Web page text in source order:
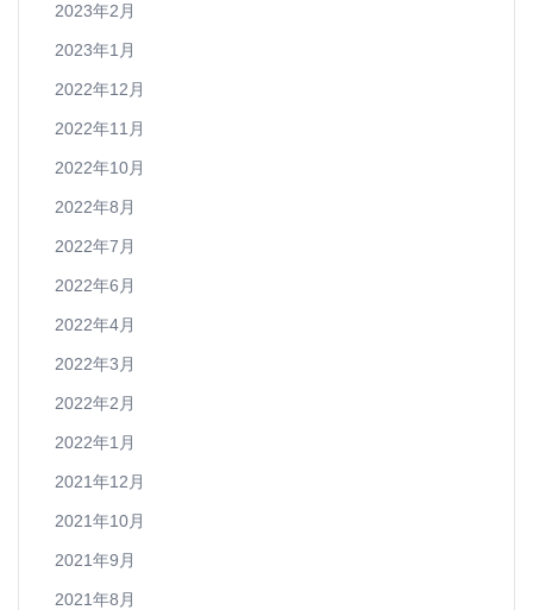
2023年2月
2023年1月
2022年12月
2022年11月
2022年10月
2022年8月
2022年7月
2022年6月
2022年4月
2022年3月
2022年2月
2022年1月
2021年12月
2021年10月
2021年9月
2021年8月